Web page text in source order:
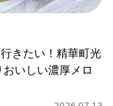
きたい！精華町光
いしい濃厚メロ